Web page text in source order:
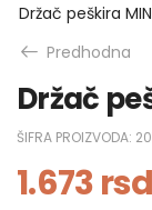
Držač peškira
Predhodna
Držač
ŠIFRA PROIZVODA:
1.673rsd